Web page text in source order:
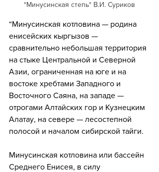
"Минусинская степь" В.И. Суриков
“Минусинская котловина — родина
енисейских кыргызов —
сравнительно небольшая территория
на стыке Центральной и Северной
Азии, ограниченная на юге и на
востоке хребтами Западного и
Восточного Саяна, на западе —
отрогами Алтайских гор и Кузнецким
Алатау, на севере — лесостепной
полосой и началом сибирской тайги.
Минусинская котловина или бассейн
Среднего Енисея, в силу